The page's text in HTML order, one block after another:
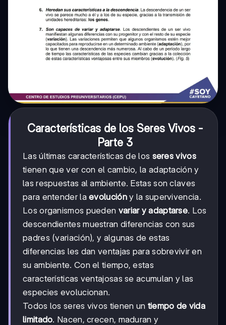
Características de los Seres Vivos -
Parte 3
Las últimas características de los seres vivos
tienen que ver con el cambio, la adaptación y
las respuestas al ambiente. Estas son claves
para entender laevolucióny la supervivencia.
Los organismos pueden variar y adaptarse. Los
descendientes muestran diferencias con sus
padres (variación), y algunas de estas
diferencias les dan ventajas para sobrevivir en
su ambiente. Con el tiempo, estas
características ventajosas se acumulan y las
especies evolucionan.
Todos los seres vivos tienen un tiempo de vida
limitado. Nacen, crecen, maduran y